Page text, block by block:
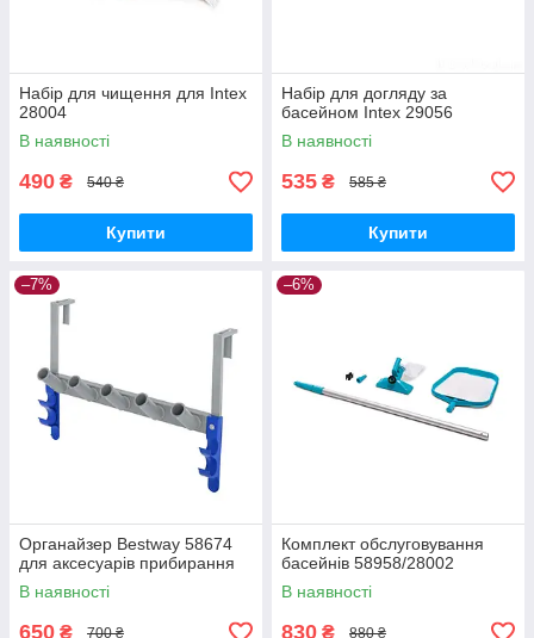
Набір для чищення для Intex
28004
В наявності
490 ₴ 540 ₴
Купити
Набір для догляду за
басейном Intex 29056
В наявності
535 ₴ 585 ₴
Купити
–7%
Органайзер Bestway 58674
для аксесуарів прибирання
В наявності
650 ₴ 700 ₴
–6%
Комплект обслуговування
басейнів 58958/28002
В наявності
830 ₴ 880 ₴